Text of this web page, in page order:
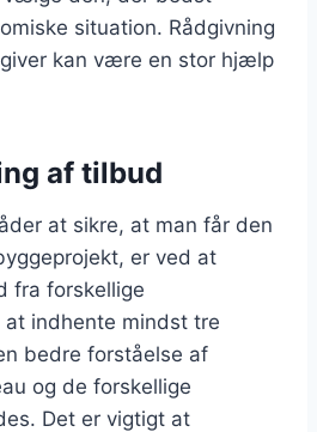
situation. Rådgivning
kan være en stor hjælp
af tilbud
at sikre, at man får den
er ved at
fra forskellige
at indhente mindst tre
bedre forståelse af
og de forskellige
Det er vigtigt at